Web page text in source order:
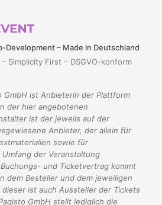
Development – Made in Deutschland
Simplicity First – DSGVO-konform
GmbH ist Anbieterin der Plattform
der hier angebotenen
ist der jeweils auf der
Anbieter, der allein für
sowie für
der Veranstaltung
und Ticketvertrag kommt
dem Besteller und dem jeweiligen
ist auch Aussteller der Tickets
GmbH stellt lediglich die